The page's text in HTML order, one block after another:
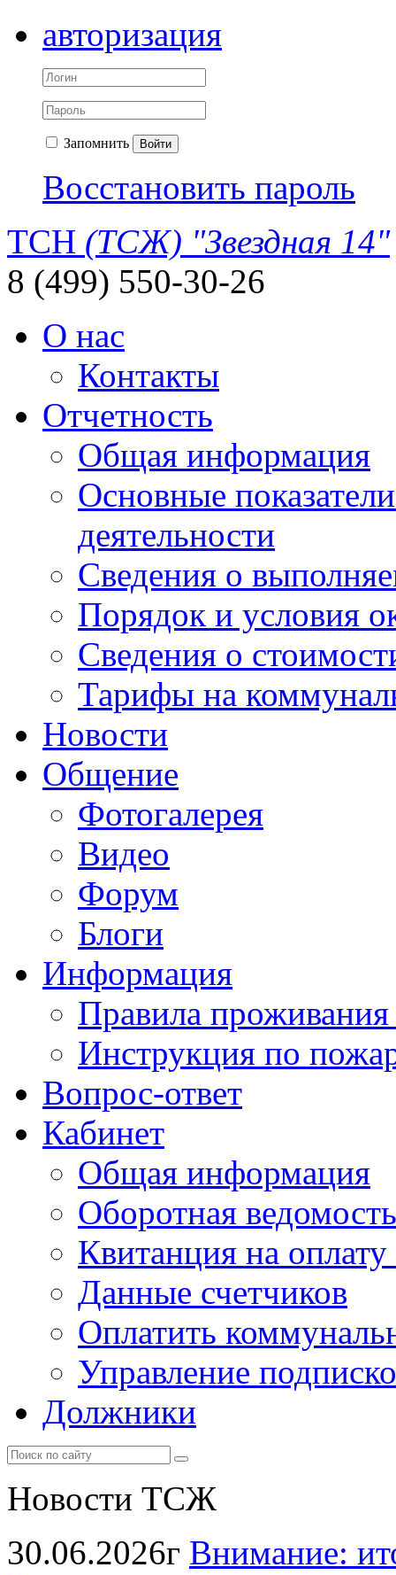
авторизация
Запомнить Войти
Восстановить пароль
ТСН (ТСЖ) "Звездная 14"
8 (499) 550-30-26
О нас
Контакты
Отчетность
Общая информация
Основные
деятельности
Сведения о
Порядок и условия
Сведения о
Тарифы на
Новости
Общение
Фотогалерея
Видео
Форум
Блоги
Информация
Правила
Инструкция по
Вопрос-ответ
Кабинет
Общая информация
Оборотная ведомость
Квитанция на
Данные счетчиков
Оплатить
Управление
Должники
Новости ТСЖ
30.06.2026г Внимание: